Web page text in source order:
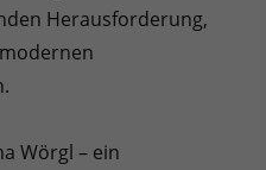
Herausforderung,
Wörgl – ein